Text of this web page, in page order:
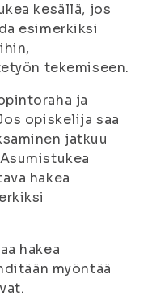
kesällä, jos
esimerkiksi
tekemiseen.
ja
opiskelija saa
jatkuu
hakea
hakea
myöntää